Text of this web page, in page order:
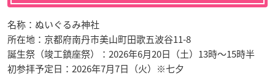
名称：ぬいぐるみ神社
所在地：京都府南丹市美山町田歌五波谷11-8
誕生祭（竣工鎮座祭）：2026年6月20日（土）13時〜15時半
初参拝予定日：2026年7月7日（火）※七夕